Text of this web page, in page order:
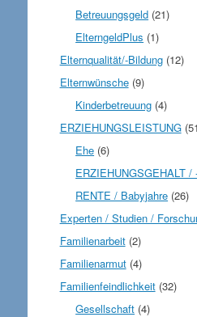
Betreuungsgeld (21)
ElterngeldPlus (1)
Elternqualität/-Bildung(12)
Elternwünsche(9)
Kinderbetreuung (4)
ERZIEHUNGSLEISTUNG
Ehe (6)
ERZIEHUNGSGEHALT /
RENTE / Babyjahre (26)
Experten / Studien /
Familienarbeit(2)
Familienarmut(4)
Familienfeindlichkeit(32)
Gesellschaft (4)